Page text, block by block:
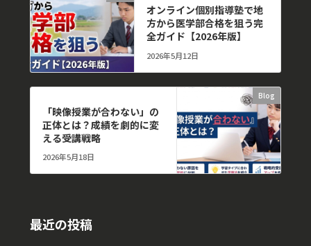
オンライン個別指導塾で地
方から医学部合格を狙う完
全ガイド【2026年版】
2026年5月12日
Blog
「映像授業が合わない」の
正体とは？成績を劇的に変
える受講戦略
2026年5月18日
最近の投稿